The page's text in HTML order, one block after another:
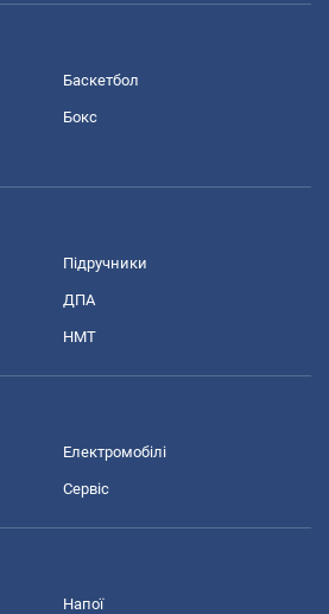
Баскетбол
Бокс
Підручники
ДПА
НМТ
Електромобілі
Сервіс
Напої